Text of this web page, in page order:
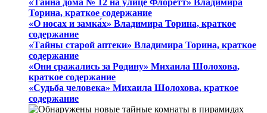
«Тайна дома № 12 на улице Флоретт» Владимира
Торина, краткое содержание
«О носах и замка́х» Владимира Торина, краткое
содержание
«Тайны старой аптеки» Владимира Торина, краткое
содержание
«Они сражались за Родину» Михаила Шолохова,
краткое содержание
«Судьба человека» Михаила Шолохова, краткое
содержание